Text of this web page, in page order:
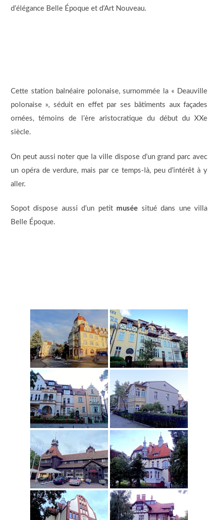
d’élégance Belle Époque et d’Art Nouveau.
Cette station balnéaire polonaise, surnommée la « Deauville
polonaise », séduit en effet par ses bâtiments aux façades
ornées, témoins de l’ère aristocratique du début du XXe
siècle.
On peut aussi noter que la ville dispose d’un grand parc avec
un opéra de verdure, mais par ce temps-là, peu d’intérêt à y
aller.
Sopot dispose aussi d’un petitmusée situé dans une villa
Belle Époque.